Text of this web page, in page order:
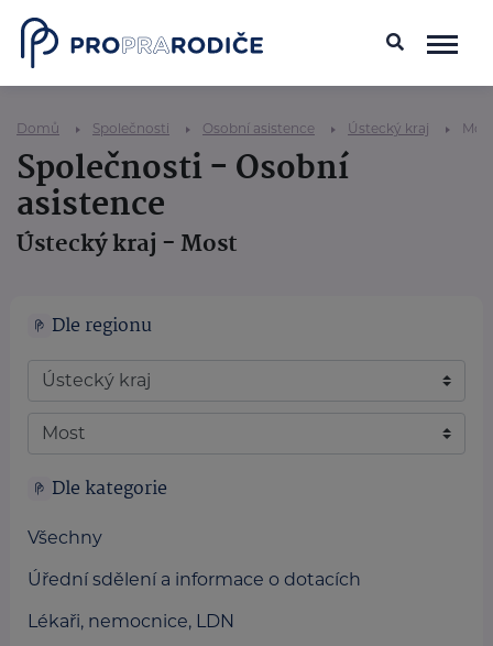
Domů Společnosti Osobní asistence Ústecký kraj
Společnosti - Osobní
asistence
Ústecký kraj - Most
Dle regionu
Dle kategorie
Všechny
Úřední sdělení a informace o dotacích
Lékaři, nemocnice, LDN